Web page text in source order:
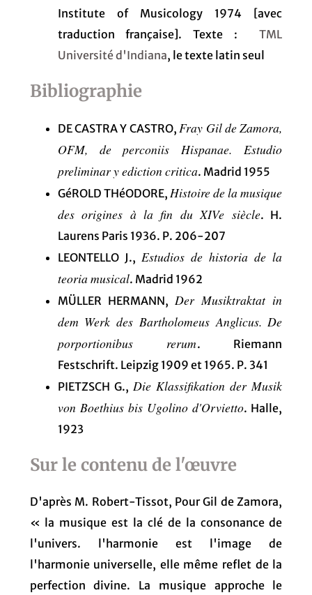
Institute of Musicology 1974 [avec
traduction française]. Texte :TML
Université d'Indiana, le texte latin seul
Bibliographie
DE CASTRA Y CASTRO, Fray Gil de Zamora,
OFM, de perconiis Hispanae. Estudio
preliminar y ediction critica. Madrid 1955
GéROLD THéODORE, Histoire de la musique
des origines à la fin du XIVe siècle. H.
Laurens Paris 1936. P. 206-207
LEONTELLO J., Estudios de historia de la
teoria musical. Madrid 1962
MÜLLER HERMANN, Der Musiktraktat in
dem Werk des Bartholomeus Anglicus. De
porportionibus rerum. Riemann
Festschrift. Leipzig 1909 et 1965. P. 341
PIETZSCH G., Die Klassifikation der Musik
von Boethius bis Ugolino d'Orvietto. Halle,
1923
Sur le contenu de l'œuvre
D'après M. Robert-Tissot, Pour Gil de Zamora,
« la musique est la clé de la consonance de
l'univers. l'harmonie est l'image de
l'harmonie universelle, elle même reflet de la
perfection divine. La musique approche le